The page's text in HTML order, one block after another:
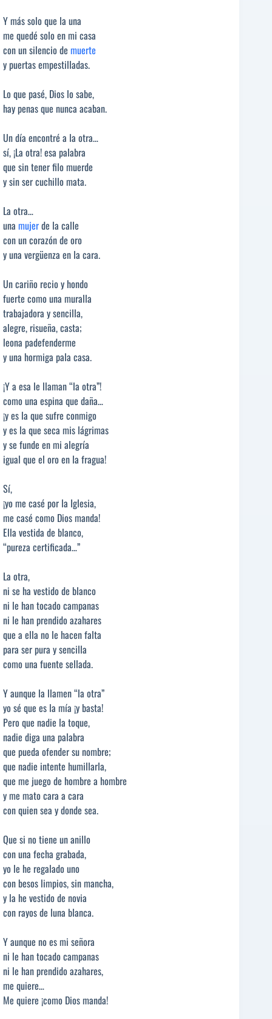
Y más solo que la una
me quedé solo en mi casa
con un silencio de muerte
y puertas empestilladas.
Lo que pasé, Dios lo sabe,
hay penas que nunca acaban.
Un día encontré a la otra…
sí, ¡La otra! esa palabra
que sin tener filo muerde
y sin ser cuchillo mata.
La otra…
una mujerde la calle
con un corazón de oro
y una vergüenza en la cara.
Un cariño recio y hondo
fuerte como una muralla
trabajadora y sencilla,
alegre, risueña, casta;
leona padefenderme
y una hormiga pala casa.
¡Y a esa le llaman “la otra”!
como una espina que daña…
¡y es la que sufre conmigo
y es la que seca mis lágrimas
y se funde en mi alegría
igual que el oro en la fragua!
Sí,
¡yo me casé por la Iglesia,
me casé como Dios manda!
Ella vestida de blanco,
“pureza certificada…”
La otra,
ni se ha vestido de blanco
ni le han tocado campanas
ni le han prendido azahares
que a ella no le hacen falta
para ser pura y sencilla
como una fuente sellada.
Y aunque la llamen “la otra”
yo sé que es la mía ¡y basta!
Pero que nadie la toque,
nadie diga una palabra
que pueda ofender su nombre;
que nadie intente humillarla,
que me juego de hombre a hombre
y me mato cara a cara
con quien sea y donde sea.
Que si no tiene un anillo
con una fecha grabada,
yo le he regalado uno
con besos limpios, sin mancha,
y la he vestido de novia
con rayos de luna blanca.
Y aunque no es mi señora
ni le han tocado campanas
ni le han prendido azahares,
me quiere…
Me quiere ¡como Dios manda!